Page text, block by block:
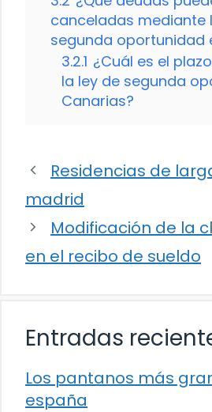
canceladas mediante
segunda oportunidad
3.2.1 ¿Cuál es el
la ley de segunda
Canarias?
Residencias de
madrid
Modificación de la
en el recibo de sueldo
Entradas
Los pantanos más
españa